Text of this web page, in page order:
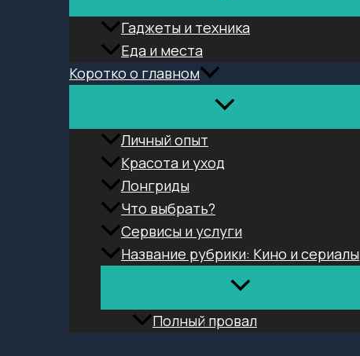
Гаджеты и техника
Еда и места
Коротко о главном
Личный опыт
Красота и уход
Лонгриды
Что выбрать?
Сервисы и услуги
Название рубрики: Кино и сериалы
Полный провал